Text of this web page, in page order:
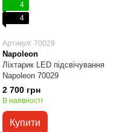
4
4
Артикул: 70029
Napoleon
Ліхтарик LED підсвічування
Napoleon 70029
2 700 грн
В наявності
Купити